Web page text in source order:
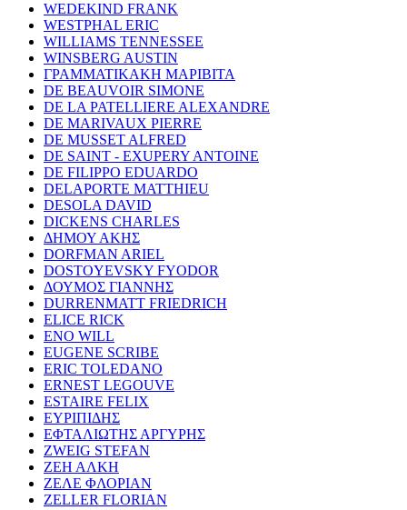
WEDEKIND FRANK
WESTPHAL ERIC
WILLIAMS TENNESSEE
WINSBERG AUSTIN
ΓΡΑΜΜΑΤΙΚΑΚΗ ΜΑΡΙΒΙΤΑ
DE BEAUVOIR SIMONE
DE LA PATELLIERE ALEXANDRE
DE MARIVAUX PIERRE
DE MUSSET ALFRED
DE SAINT - EXUPERY ANTOINE
DE FILIPPO EDUARDO
DELAPORTE MATTHIEU
DESOLA DAVID
DICKENS CHARLES
ΔΗΜΟΥ ΑΚΗΣ
DORFMAN ARIEL
DOSTOYEVSKY FYODOR
ΔΟΥΜΟΣ ΓΙΑΝΝΗΣ
DURRENMATT FRIEDRICH
ELICE RICK
ENO WILL
EUGENE SCRIBE
ERIC TOLEDANO
ERNEST LEGOUVE
ESTAIRE FELIX
ΕΥΡΙΠΙΔΗΣ
ΕΦΤΑΛΙΩΤΗΣ ΑΡΓΥΡΗΣ
ZWEIG STEFAN
ΖΕΗ ΑΛΚΗ
ΖΕΛΕ ΦΛΟΡΙΑΝ
ZELLER FLORIAN